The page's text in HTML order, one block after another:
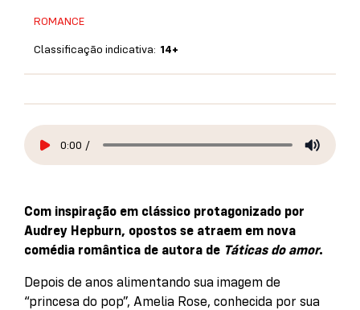
ROMANCE
Classificação indicativa: 14+
0:00 /
Com inspiração em clássico protagonizado por
Audrey Hepburn, opostos se atraem em nova
comédia romântica de autora de Táticas do amor.
Depois de anos alimentando sua imagem de
“princesa do pop”, Amelia Rose, conhecida por sua